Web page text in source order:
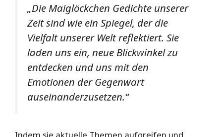
„Die Maiglöckchen Gedichte unserer
Zeit sind wie ein Spiegel, der die
Vielfalt unserer Welt reflektiert. Sie
laden uns ein, neue Blickwinkel zu
entdecken und uns mit den
Emotionen der Gegenwart
auseinanderzusetzen.“